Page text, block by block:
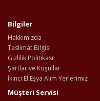
Bilgiler
Hakkımızda
Teslimat Bilgisi
Gizlilik Politikası
Şartlar ve Koşullar
İkinci El Eşya Alım Yerlerimiz
Müşteri Servisi